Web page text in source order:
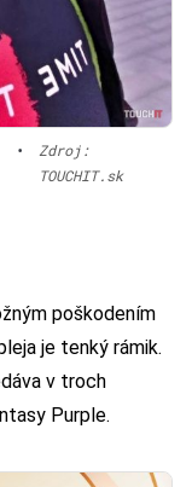
•
Zdroj:
TOUCHIT.sk
poškodením
je tenký rámik.
v troch
Purple.